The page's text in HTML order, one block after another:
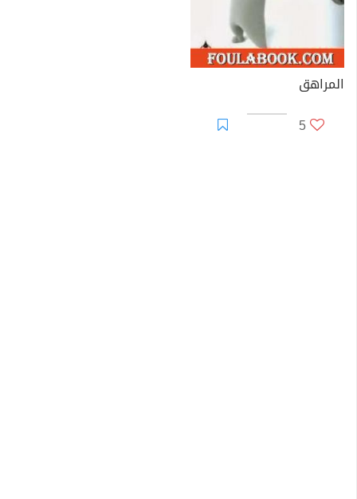
المراهق
5